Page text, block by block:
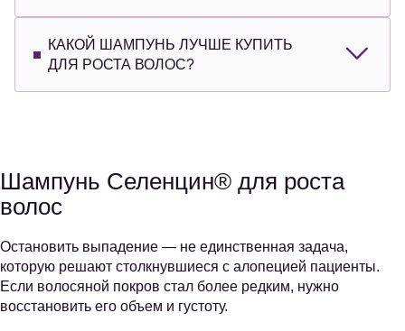
КАКОЙ ШАМПУНЬ ЛУЧШЕ КУПИТЬ
ДЛЯ РОСТА ВОЛОС?
Шампунь Селенцин® для роста
волос
Остановить выпадение — не единственная задача,
которую решают столкнувшиеся с алопецией пациенты.
Если волосяной покров стал более редким, нужно
восстановить его объем и густоту.